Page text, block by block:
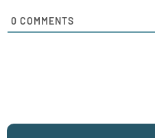
0 COMMENTS